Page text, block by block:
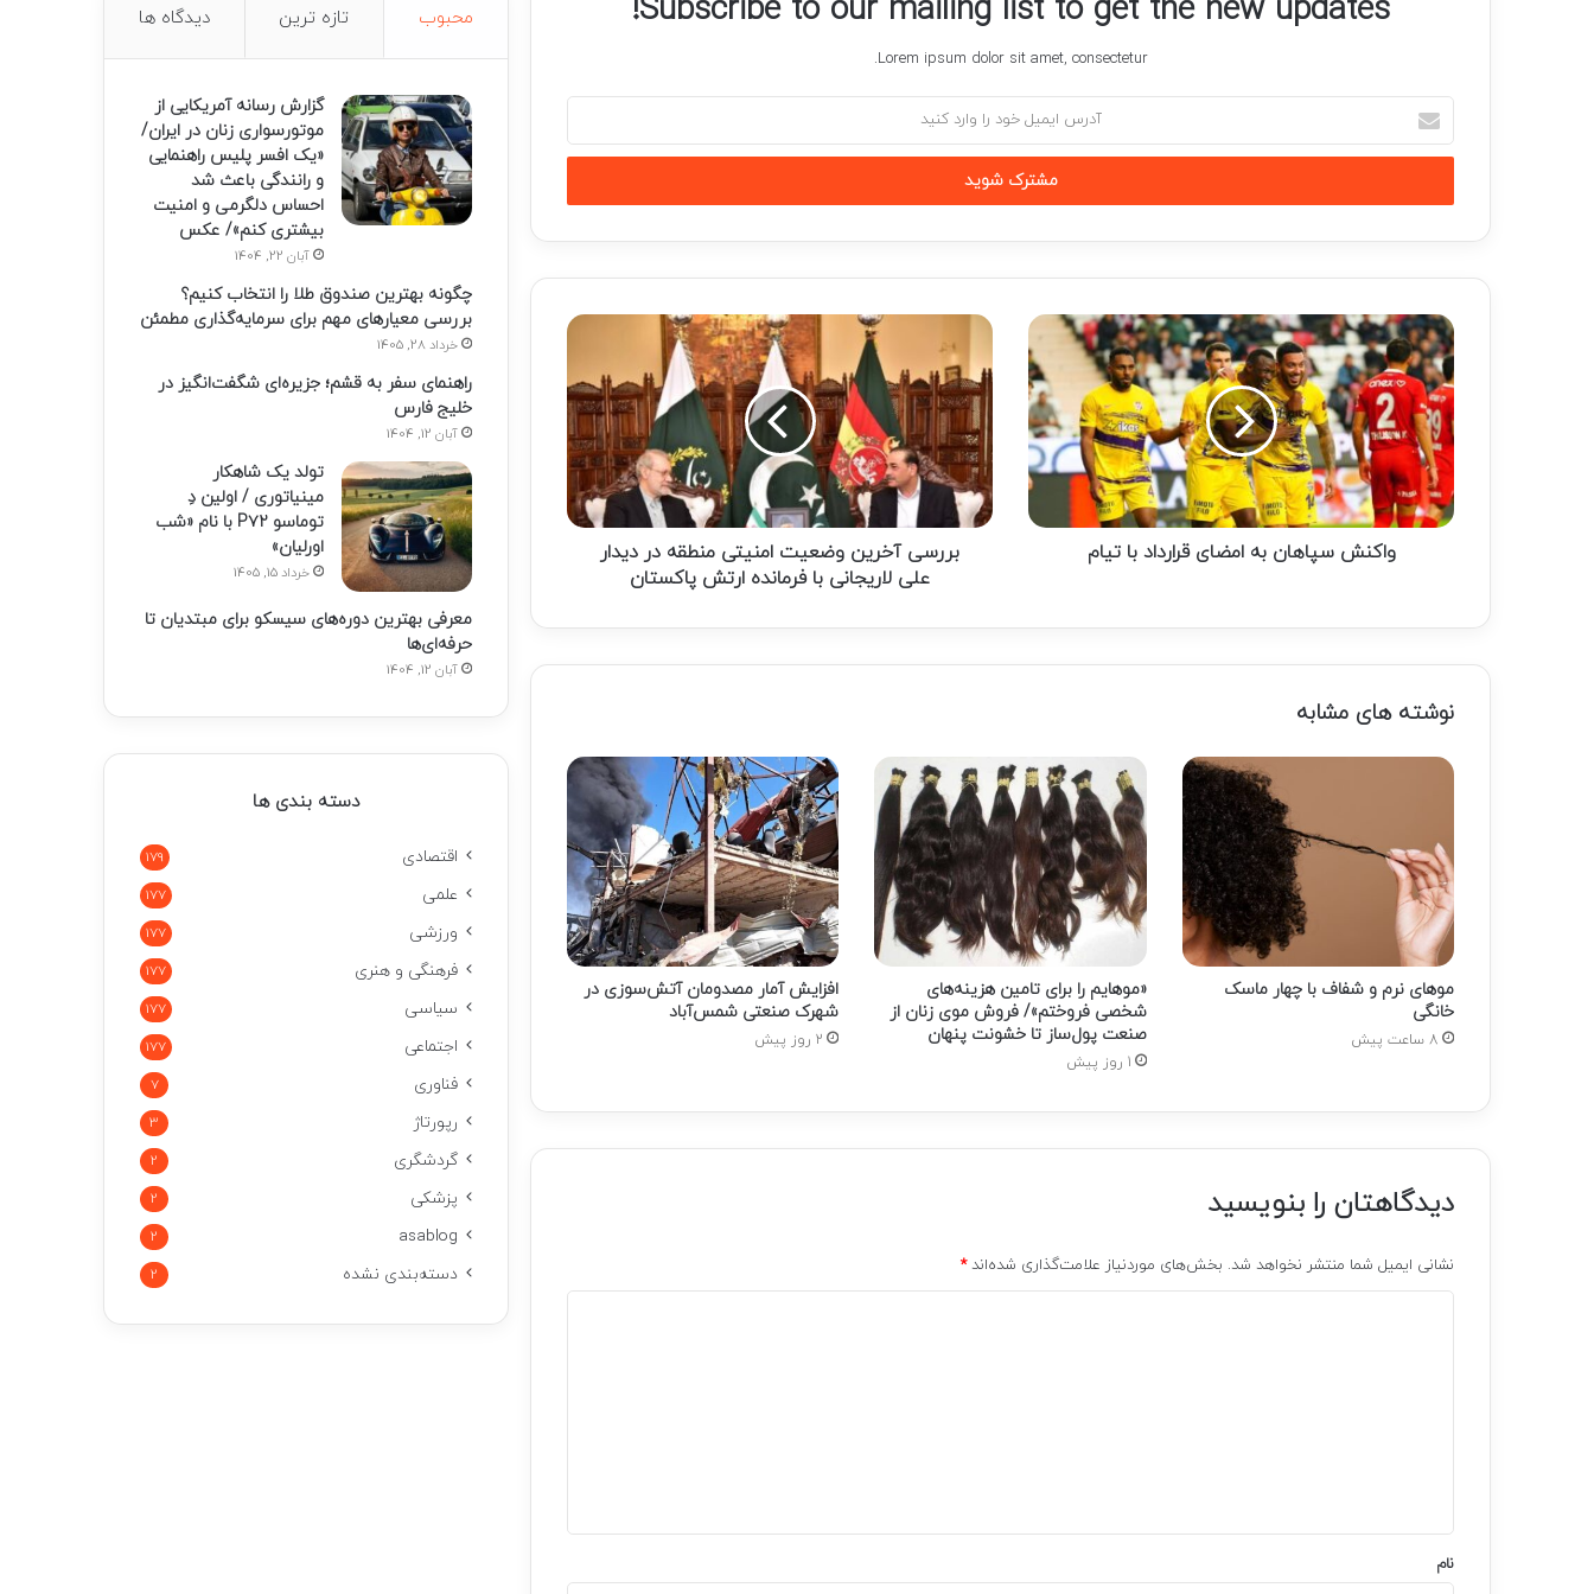
Subscribe to our mailing list to get the new updates!
Lorem ipsum dolor sit amet, consectetur.
ایمیل
خود
وارد
واکنش
سپاهان
به
امضای
قرارداد
با
تیام
واکنش سپاهان به امضای قرارداد با تیام
بررسی
آخرین
وضعیت
امنیتی
منطقه
در
دیدار
علی
لاریجانی
پاکستان
بررسی آخرین وضعیت امنیتی منطقه در دیدار
علی لاریجانی با فرمانده ارتش پاکستان
نوشته های مشابه
موهای نرم و شفاف با چهار ماسک
خانگی
8 ساعت پیش
«موهایم را برای تامین هزینه‌های
شخصی فروختم»/ فروش موی زنان از
صنعت پول‌ساز تا خشونت پنهان
1 روز پیش
افزایش آمار مصدومان آتش‌سوزی در
شهرک صنعتی شمس‌آباد
2 روز پیش
دیدگاهتان را بنویسید
نشانی ایمیل شما منتشر نخواهد شد. بخش‌های موردنیاز علامت‌گذاری شده‌اند*
نام
محبوب تازه ترین دیدگاه ها
گزارش رسانه آمریکایی از
موتورسواری زنان در ایران/
«یک افسر پلیس راهنمایی
و رانندگی باعث شد
احساس دلگرمی و امنیت
بیشتری کنم»/ عکس
آبان 22, 1404
چگونه بهترین صندوق طلا را انتخاب کنیم؟
بررسی معیارهای مهم برای سرمایه‌گذاری مطمئن
خرداد 28, 1405
راهنمای سفر به قشم؛ جزیره‌ای شگفت‌انگیز در
خلیج فارس
آبان 12, 1404
تولد یک شاهکار
مینیاتوری / اولین دِ
توماسو P۷۲ با نام «شب
اورلیان»
خرداد 15, 1405
معرفی بهترین دوره‌های سیسکو برای مبتدیان تا
حرفه‌ای‌ها
آبان 12, 1404
دسته بندی ها
اقتصادی 179
علمی 177
ورزشی 177
فرهنگی و هنری 177
سیاسی 177
اجتماعی 177
فناوری 7
رپورتاژ 3
گردشگری 2
پزشکی 2
asablog
2
دسته‌بندی نشده 2